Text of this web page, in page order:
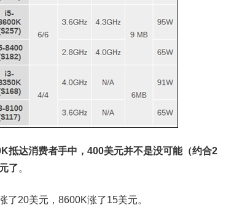
抵达消费者手中，400美元并不是没可能（约合2
了。
了20美元，8600K涨了15美元。